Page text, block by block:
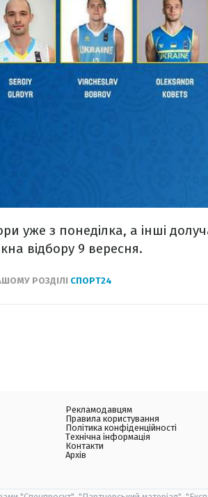
уже з понеділка, а інші
відбору 9 вересня.
РОЗДІЛІ СПОРТ24
Рекламодавцям
Правила користування
Політика конфіденційності
Технічна інформація
Контакти
Архів